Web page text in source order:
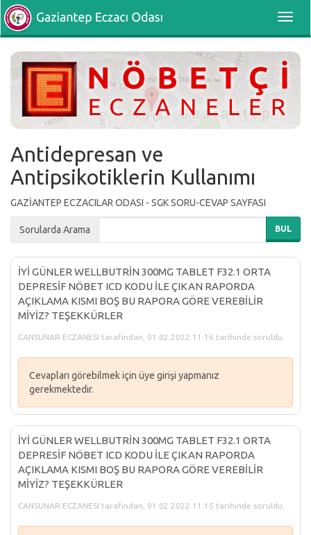
Antidepresan ve
Antipsikotiklerin Kullanımı
GAZİANTEP ECZACILAR ODASI - SGK SORU-CEVAP SAYFASI
Sorularda Arama BUL
İYİ GÜNLER WELLBUTRİN 300MG TABLET F32.1 ORTA
DEPRESİF NÖBET ICD KODU İLE ÇIKAN RAPORDA
AÇIKLAMA KISMI BOŞ BU RAPORA GÖRE VEREBİLİR
MİYİZ? TEŞEKKÜRLER
CANSUNAR ECZANESI tarafından, 01.02.2022 11:16 tarihinde soruldu.
Cevapları görebilmek için üye girişi yapmanız
gerekmektedir.
İYİ GÜNLER WELLBUTRİN 300MG TABLET F32.1 ORTA
DEPRESİF NÖBET ICD KODU İLE ÇIKAN RAPORDA
AÇIKLAMA KISMI BOŞ BU RAPORA GÖRE VEREBİLİR
MİYİZ? TEŞEKKÜRLER
CANSUNAR ECZANESI tarafından, 01.02.2022 11:15 tarihinde soruldu.